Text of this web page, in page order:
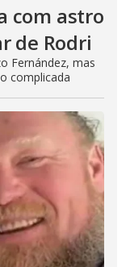
com astro
de Rodri
Fernández, mas
complicada